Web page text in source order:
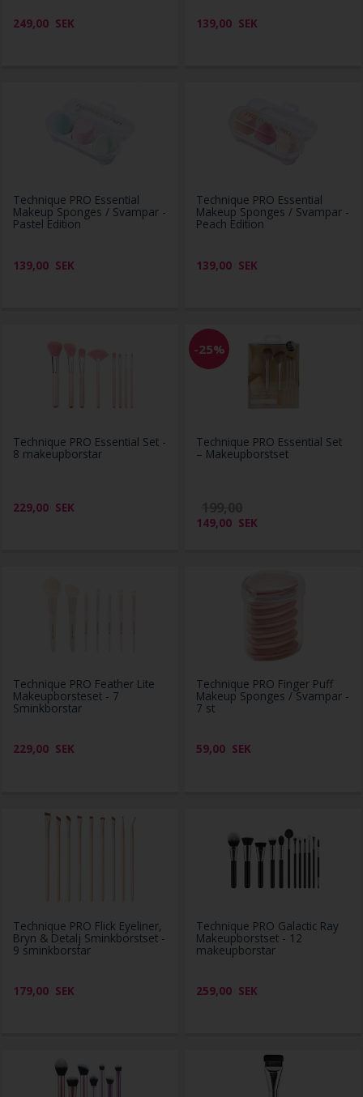
249,00 SEK 139,00 SEK
Technique PRO Essential
Makeup Sponges / Svampar -
Pastel Edition
139,00 SEK
Technique PRO Essential
Makeup Sponges / Svampar -
Peach Edition
139,00 SEK
Technique PRO Essential Set -
8 makeupborstar
229,00 SEK
-25%
Technique PRO Essential Set
– Makeupborstset
149,00 SEK
Technique PRO Feather Lite
Makeupborsteset - 7
Sminkborstar
229,00 SEK
Technique PRO Finger Puff
Makeup Sponges / Svampar -
7 st
59,00 SEK
Technique PRO Flick Eyeliner,
Bryn & Detalj Sminkborstset -
9 sminkborstar
179,00 SEK
Technique PRO Galactic Ray
Makeupborstset - 12
makeupborstar
259,00 SEK